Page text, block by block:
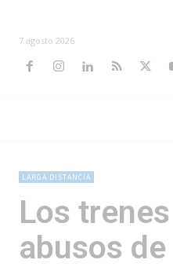
7 agosto 2026
LARGA DISTANCIA
Los
abusos de